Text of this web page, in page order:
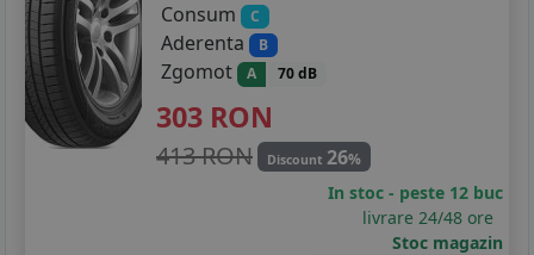
Consum
C
Aderenta B
Zgomot A 70 dB
303 RON
413 RON Discount 26%
In stoc - peste 12 buc
livrare 24/48 ore
Stoc magazin